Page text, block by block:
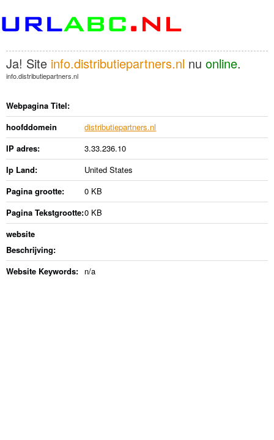
Ja! Site info.distributiepartners.nl nu online.
info.distributiepartners.nl
Webpagina Titel:
hoofddomein
distributiepartners.nl
IP adres:
3.33.236.10
Ip Land:
United States
Pagina grootte:
0 KB
Pagina Tekstgrootte:0 KB
website
Beschrijving:
Website Keywords: n/a